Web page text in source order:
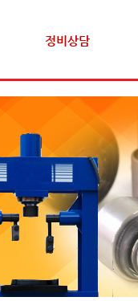
정비상담